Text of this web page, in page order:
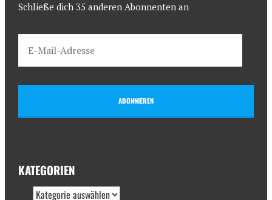
Schließe dich 35 anderen Abonnenten an
ABONNIEREN
KATEGORIEN